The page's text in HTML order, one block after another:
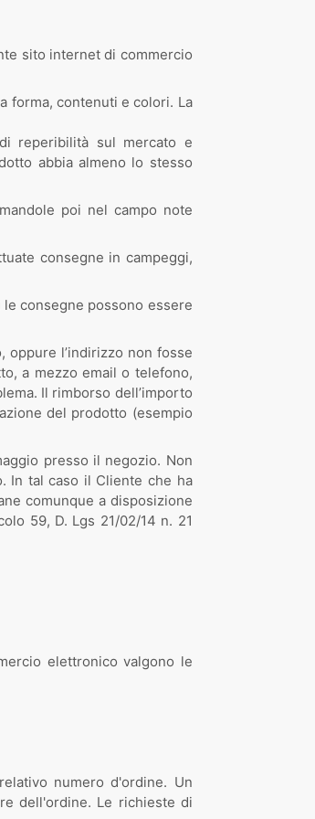
sito internet di commercio
forma, contenuti e colori. La
reperibilità sul mercato e
abbia almeno lo stesso
poi nel campo note
consegne in campeggi,
le consegne possono essere
oppure l’indirizzo non fosse
a mezzo email o telefono,
Il rimborso dell’importo
del prodotto (esempio
presso il negozio. Non
In tal caso il Cliente che ha
comunque a disposizione
59, D. Lgs 21/02/14 n. 21
elettronico valgono le
numero d'ordine. Un
dell'ordine. Le richieste di